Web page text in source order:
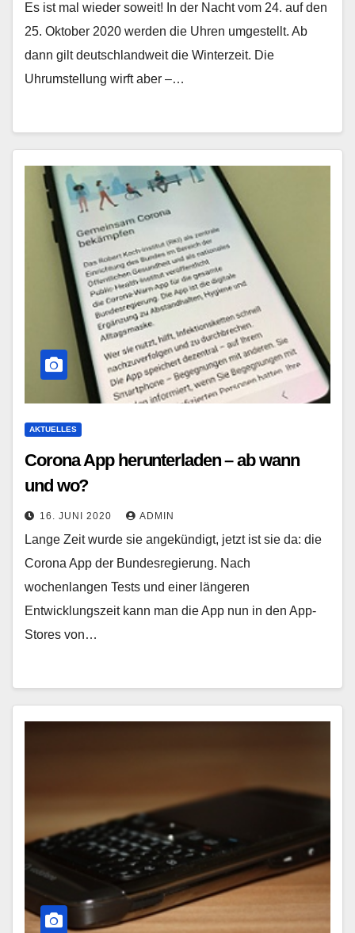
Es ist mal wieder soweit! In der Nacht vom 24. auf den
25. Oktober 2020 werden die Uhren umgestellt. Ab
dann gilt deutschlandweit die Winterzeit. Die
Uhrumstellung wirft aber –…
AKTUELLES
Corona App herunterladen – ab wann
und wo?
16. JUNI 2020 ADMIN
Lange Zeit wurde sie angekündigt, jetzt ist sie da: die
Corona App der Bundesregierung. Nach
wochenlangen Tests und einer längeren
Entwicklungszeit kann man die App nun in den App-
Stores von…